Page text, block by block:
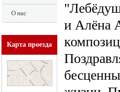
О нас
Карта проезда
и Алёна